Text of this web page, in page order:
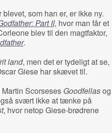
som han er, er ikke ny.
Part II, hvor man får et
blev til den magtfaktor,
.
land, men det er tydeligt at se,
Giese har skævet til.
Scorseses Goodfellasog
svært ikke at tænke på
, hvor netop Giese-brødrene